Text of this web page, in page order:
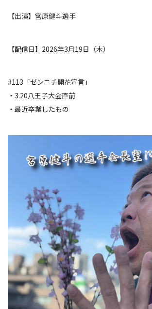
【出演】宮原健斗選手
【配信日】2026年3月19日（木）
#113「ゼンニチ開花宣言」
・3.20八王子大会直前
・最近卒業したもの